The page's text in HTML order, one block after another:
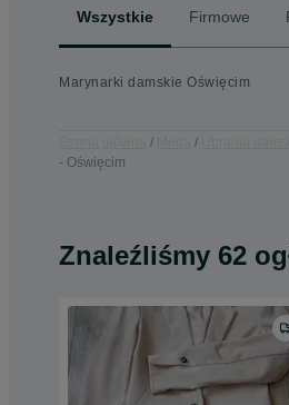
Wszystkie Firmowe
Marynarki damskie Oświęcim
- Oświęcim
Znaleźliśmy 62